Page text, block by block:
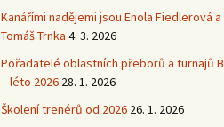
Kanářími nadějemi jsou Enola Fiedlerová a
Tomáš Trnka 4. 3. 2026
Pořadatelé oblastních přeborů a turnajů B
– léto 2026 28. 1. 2026
Školení trenérů od 2026 26. 1. 2026